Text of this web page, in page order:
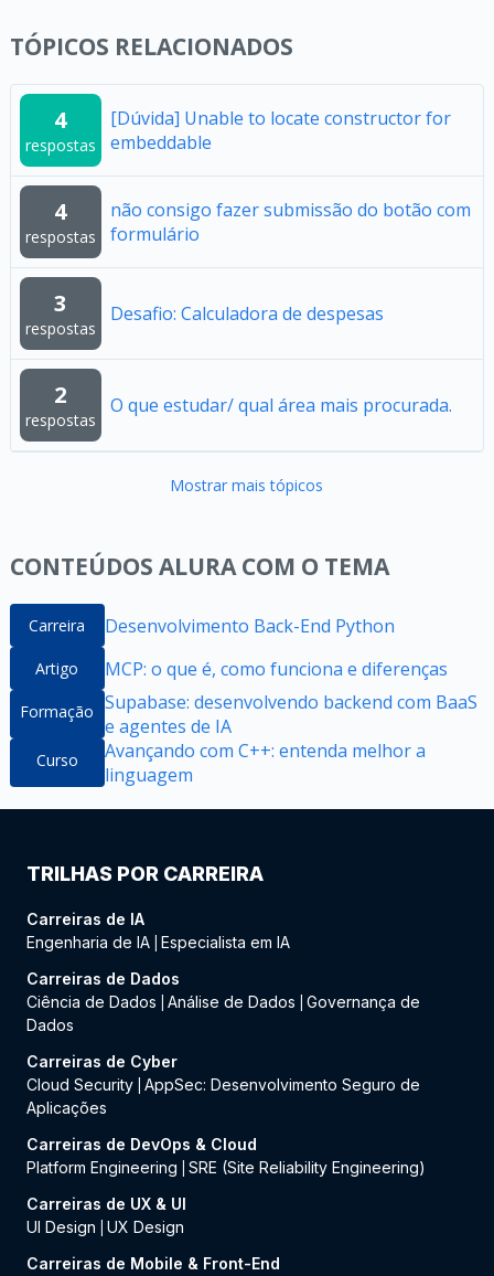
TÓPICOS RELACIONADOS
4
respostas
[Dúvida] Unable to locate constructor for
embeddable
4
respostas
não consigo fazer submissão do botão com
formulário
3
respostas
Desafio: Calculadora de despesas
2
respostas
O que estudar/ qual área mais procurada.
Mostrar mais tópicos
CONTEÚDOS ALURA COM O TEMA
Carreira Desenvolvimento Back-End Python
Artigo MCP: o que é, como funciona e diferenças
Formação Supabase: desenvolvendo backend com BaaS
e agentes de IA
Curso
Avançando com C++: entenda melhor a
linguagem
TRILHAS POR CARREIRA
Carreiras de IA
Engenharia de IA Especialista em IA
Carreiras de Dados
Ciência de Dados
Análise de Dados
Governança de
Dados
Carreiras de Cyber
Cloud Security AppSec: Desenvolvimento Seguro de
Aplicações
Carreiras de DevOps & Cloud
Platform Engineering
SRE (Site Reliability Engineering)
Carreiras de UX & UI
UI Design
UX Design
Carreiras de Mobile & Front-End